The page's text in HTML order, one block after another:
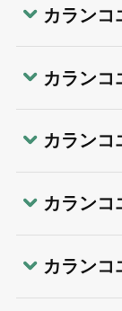
カランコ
カランコ
カランコ
カランコ
カランコ